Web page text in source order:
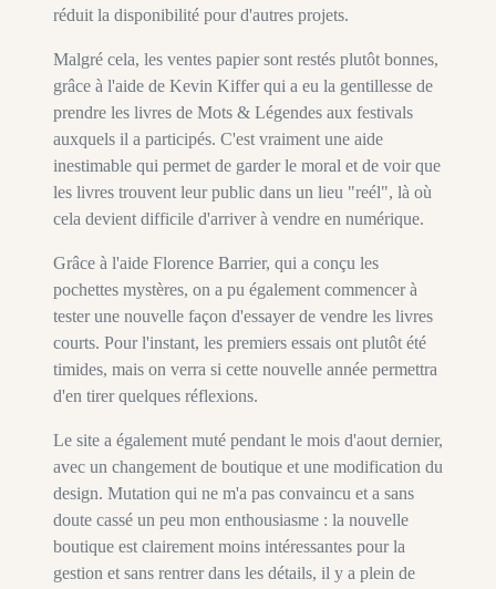
réduit la disponibilité pour d'autres projets.
Malgré cela, les ventes papier sont restés plutôt bonnes,
grâce à l'aide de Kevin Kiffer qui a eu la gentillesse de
prendre les livres de Mots & Légendes aux festivals
auxquels il a participés. C'est vraiment une aide
inestimable qui permet de garder le moral et de voir que
les livres trouvent leur public dans un lieu "reél", là où
cela devient difficile d'arriver à vendre en numérique.
Grâce à l'aide Florence Barrier, qui a conçu les
pochettes mystères, on a pu également commencer à
tester une nouvelle façon d'essayer de vendre les livres
courts. Pour l'instant, les premiers essais ont plutôt été
timides, mais on verra si cette nouvelle année permettra
d'en tirer quelques réflexions.
Le site a également muté pendant le mois d'aout dernier,
avec un changement de boutique et une modification du
design. Mutation qui ne m'a pas convaincu et a sans
doute cassé un peu mon enthousiasme : la nouvelle
boutique est clairement moins intéressantes pour la
gestion et sans rentrer dans les détails, il y a plein de